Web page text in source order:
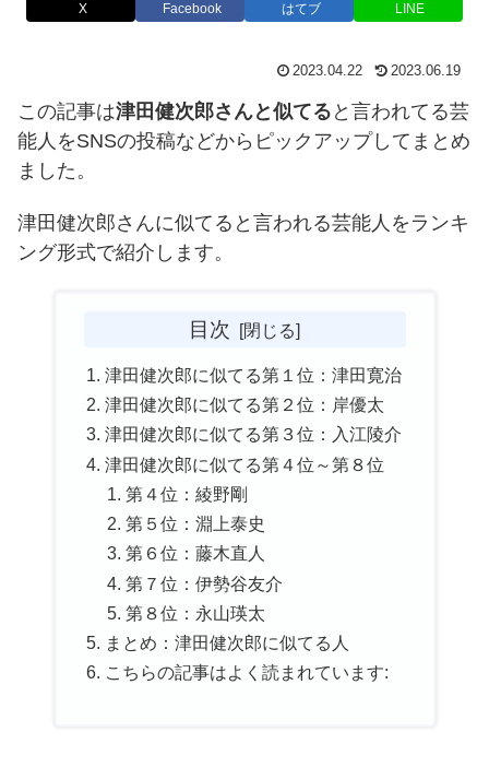
X Facebook はてブ LINE
2023.04.22 2023.06.19
この記事は津田健次郎さんと似てる と言われてる芸
能人をSNSの投稿などからピックアップしてまとめ
ました。
津田健次郎さんに似てると言われる芸能人をランキ
ング形式で紹介します。
目次
津田健次郎に似てる第１位：津田寛治
津田健次郎に似てる第２位：岸優太
津田健次郎に似てる第３位：入江陵介
津田健次郎に似てる第４位～第８位
第４位：綾野剛
第５位：淵上泰史
第６位：藤木直人
第７位：伊勢谷友介
第８位：永山瑛太
まとめ：津田健次郎に似てる人
こちらの記事はよく読まれています: